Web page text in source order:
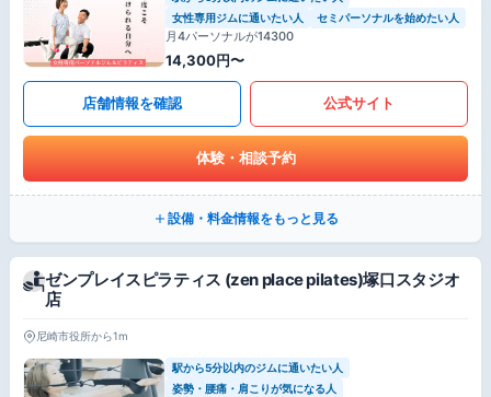
女性専用ジムに通いたい人
セミパーソナルを始めたい人
月4パーソナルが14300
14,300円〜
店舗情報を確認 公式サイト
体験・相談予約
設備・料金情報をもっと見る
ゼンプレイスピラティス (zen place pilates)塚口スタジオ
店
尼崎市役所から1m
駅から5分以内のジムに通いたい人
姿勢・腰痛・肩こりが気になる人